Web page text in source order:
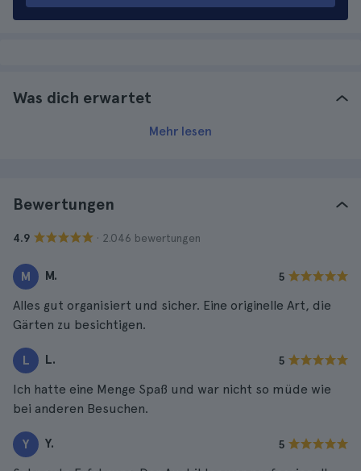
Was dich erwartet
Mehr lesen
Bewertungen
4.9 · 2.046 bewertungen
M M. 5
Alles gut organisiert und sicher. Eine originelle Art, die
Gärten zu besichtigen.
L L. 5
Ich hatte eine Menge Spaß und war nicht so müde wie
bei anderen Besuchen.
Y Y. 5